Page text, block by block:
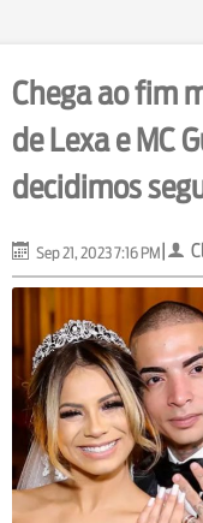
Chega ao fim
de Lexa e MC
decidimos
Sep 21, 2023 7:16 PM|